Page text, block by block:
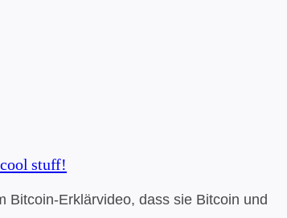
stuff!
Bitcoin-Erklärvideo, dass sie Bitcoin und